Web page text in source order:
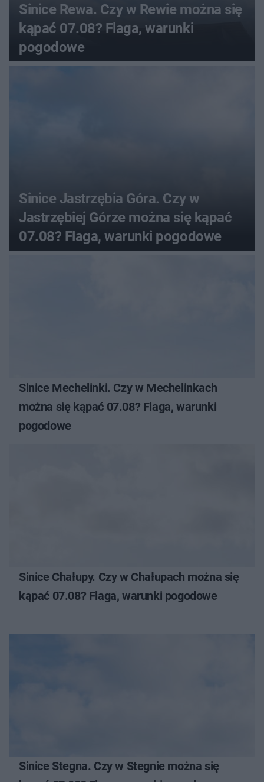
Sinice Rewa. Czy w Rewie można się
kąpać 07.08? Flaga, warunki
pogodowe
Sinice Jastrzębia Góra. Czy w
Jastrzębiej Górze można się kąpać
07.08? Flaga, warunki pogodowe
Sinice Mechelinki. Czy w Mechelinkach
można się kąpać 07.08? Flaga, warunki
pogodowe
Sinice Chałupy. Czy w Chałupach można się
kąpać 07.08? Flaga, warunki pogodowe
Sinice Stegna. Czy w Stegnie można się